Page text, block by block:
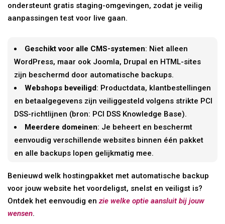
ondersteunt gratis staging-omgevingen, zodat je veilig
aanpassingen test voor live gaan.
Geschikt voor alle CMS-systemen: Niet alleen
WordPress, maar ook Joomla, Drupal en HTML-sites
zijn beschermd door automatische backups.
Webshops beveiligd: Productdata, klantbestellingen
en betaalgegevens zijn veiliggesteld volgens strikte PCI
DSS-richtlijnen (bron: PCI DSS Knowledge Base).
Meerdere domeinen: Je beheert en beschermt
eenvoudig verschillende websites binnen één pakket
en alle backups lopen gelijkmatig mee.
Benieuwd welk hostingpakket met automatische backup
voor jouw website het voordeligst, snelst en veiligst is?
Ontdek het eenvoudig enzie welke optie aansluit bij jouw
wensen.